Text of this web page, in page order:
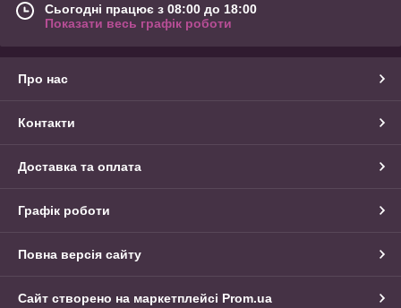
Сьогодні працює з 08:00 до 18:00
Показати весь графік роботи
Про нас
Контакти
Доставка та оплата
Графік роботи
Повна версія сайту
Сайт створено на маркетплейсі Prom.ua